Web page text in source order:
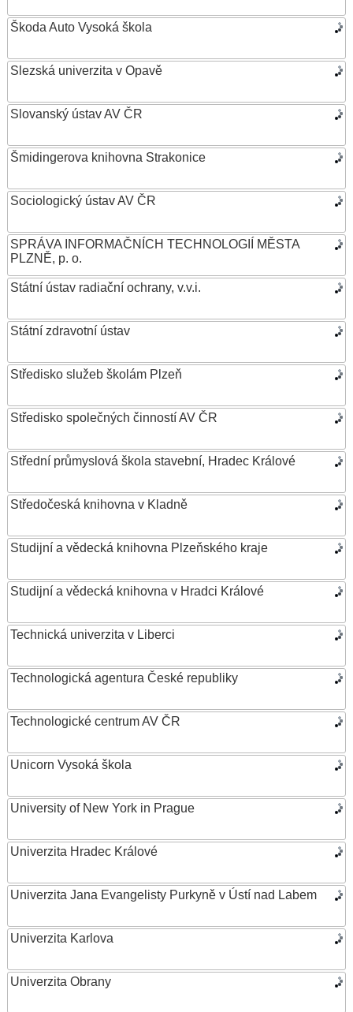
Škoda Auto Vysoká škola
Slezská univerzita v Opavě
Slovanský ústav AV ČR
Šmidingerova knihovna Strakonice
Sociologický ústav AV ČR
SPRÁVA INFORMAČNÍCH TECHNOLOGIÍ MĚSTA
PLZNĚ, p. o.
Státní ústav radiační ochrany, v.v.i.
Státní zdravotní ústav
Středisko služeb školám Plzeň
Středisko společných činností AV ČR
Střední průmyslová škola stavební, Hradec Králové
Středočeská knihovna v Kladně
Studijní a vědecká knihovna Plzeňského kraje
Studijní a vědecká knihovna v Hradci Králové
Technická univerzita v Liberci
Technologická agentura České republiky
Technologické centrum AV ČR
Unicorn Vysoká škola
University of New York in Prague
Univerzita Hradec Králové
Univerzita Jana Evangelisty Purkyně v Ústí nad Labem
Univerzita Karlova
Univerzita Obrany